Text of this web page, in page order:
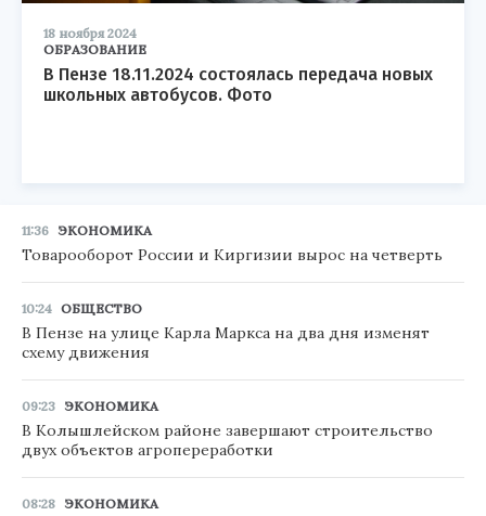
18 ноября 2024
ОБРАЗОВАНИЕ
В Пензе 18.11.2024 состоялась передача новых
школьных автобусов. Фото
11:36 ЭКОНОМИКА
Товарооборот России и Киргизии вырос на четверть
10:24 ОБЩЕСТВО
В Пензе на улице Карла Маркса на два дня изменят
схему движения
09:23 ЭКОНОМИКА
В Колышлейском районе завершают строительство
двух объектов агропереработки
08:28 ЭКОНОМИКА